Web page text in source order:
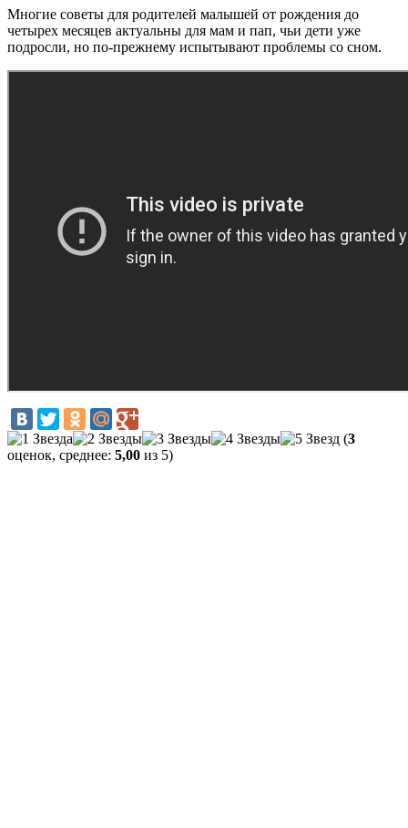
Многие советы для родителей малышей от рождения до
четырех месяцев актуальны для мам и пап, чьи дети уже
подросли, но по-прежнему испытывают проблемы со сном.
(3
оценок, среднее: 5,00 из 5)